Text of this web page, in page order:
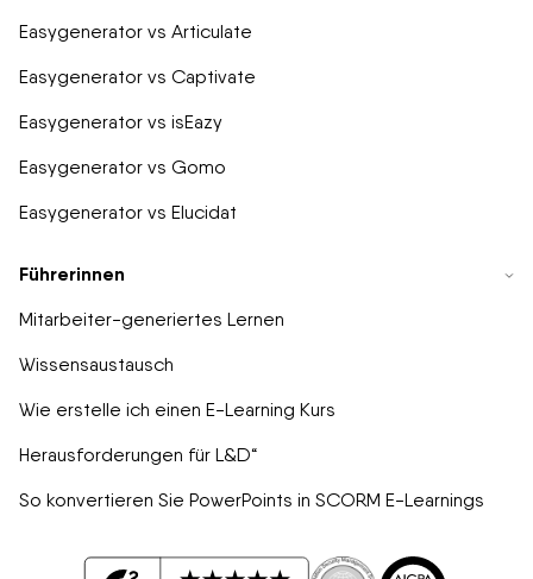
Easygenerator vs Articulate
Easygenerator vs Captivate
Easygenerator vs isEazy
Easygenerator vs Gomo
Easygenerator vs Elucidat
Führerinnen
Mitarbeiter-generiertes Lernen
Wissensaustausch
Wie erstelle ich einen E-Learning Kurs
Herausforderungen für L&D“
So konvertieren Sie PowerPoints in SCORM E-Learnings